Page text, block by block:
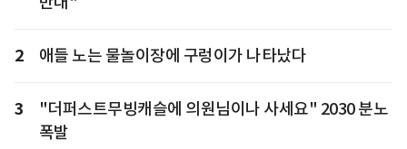
2 애들 노는 물놀이장에 구렁이가 나타났다
3
"더퍼스트무빙캐슬에 의원님이나 사세요" 2030 분노
폭발